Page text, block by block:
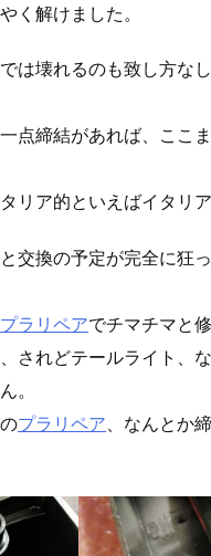
く解けました。
は壊れるのも致し方な
点締結があれば、ここ
リア的といえばイタリア
交換の予定が完全に狂
プラリペアでチマチマと修
されどテールライト、
。
プラリペア、なんとか